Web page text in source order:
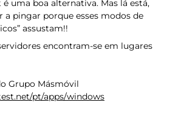
é uma boa alternativa. Mas lá está,
a pingar porque esses modos de
assustam!!
encontram-se em lugares
Grupo Másmóvil
pt/apps/windows